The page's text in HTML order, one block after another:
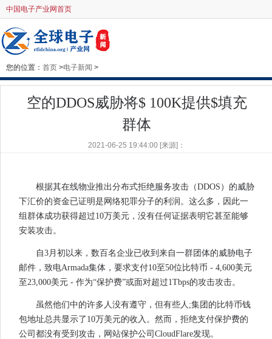
中国电子产业网首页
您的位置： 首页 >电子新闻 >
空的DDOS威胁将$ 100K提供$填充
群体
2021-06-25 19:44:00 [来源]：
根据其在线物业推出分布式拒绝服务攻击（DDOS）的威胁
下汇价的资金已证明是网络犯罪分子的利润。这么多，因此一
组群体成功获得超过10万美元，没有任何证据表明它甚至能够
安装攻击。
自3月初以来，数百名企业已收到来自一群团体的威胁电子
邮件，致电Armada集体，要求支付10至50位比特币 - 4,600美元
至23,000美元 - 作为“保护费”或面对超过1Tbps的攻击攻击。
虽然他们中的许多人没有遵守，但有些人;集团的比特币钱
包地址总共显示了10万美元的收入。然而，拒绝支付保护费的
公司都没有受到攻击，网站保护公司CloudFlare发现。